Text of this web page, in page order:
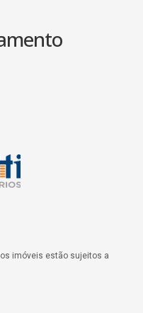
imóveis estão sujeitos a